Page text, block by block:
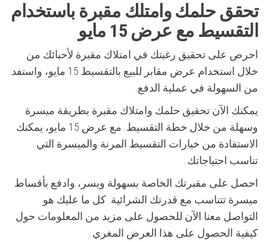
تحقق حلمك وامتلك مقبرة باستخدام
التقسيط مع عرض 15 مايو
احرص على تحقيق رغبتك في امتلاك مقبرة لأحبائك من
خلال استخدام عرض مقابر للبيع بالتقسيط 15 مايو، واستفد
من السهولة في عملية الدفع.
يمكنك الآن تحقيق حلمك وامتلاك مقبرة بطريقة ميسرة
وسهلة من خلال خطة التقسيط. مع عرض 15 مايو، يمكنك
الاستفادة من خيارات التقسيط المرنة والميسرة التي
تناسب احتياجاتك.
احصل على مقبرتك الخاصة بسهولة ويسر، وادفع بأقساط
ميسرة تتناسب مع قدرتك الشرائية. كل ما عليك هو
التواصل معنا الآن للحصول على مزيد من المعلومات حول
كيفية الحصول على هذا العرض المغري.